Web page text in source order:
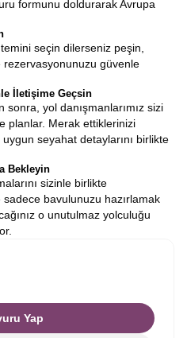
formunu doldurarak Avrupa
seçin dilerseniz peşin,
güvenle
İletişime Geçsin
sonra, yol danışmanlarımız sizi
planlar. Merak ettiklerinizi
seyahat detaylarını birlikte
Bekleyin
sizinle birlikte
sadece bavulunuzu hazırlamak
o unutulmaz yolculuğu
Yap